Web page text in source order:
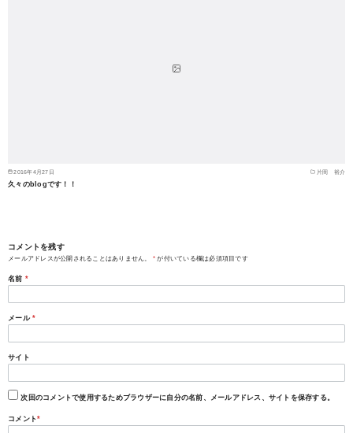
2016年4月27日 片岡 裕介
久々のblogです！！
コメントを残す
メールアドレスが公開されることはありません。 * が付いている欄は必須項目です
名前 *
メール *
サイト
次回のコメントで使用するためブラウザーに自分の名前、メールアドレス、サイトを保存する。
コメント*